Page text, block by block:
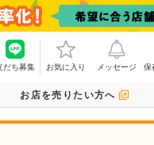
だち募集 お気に入り メッセージ 保
お店を売りたい方へ